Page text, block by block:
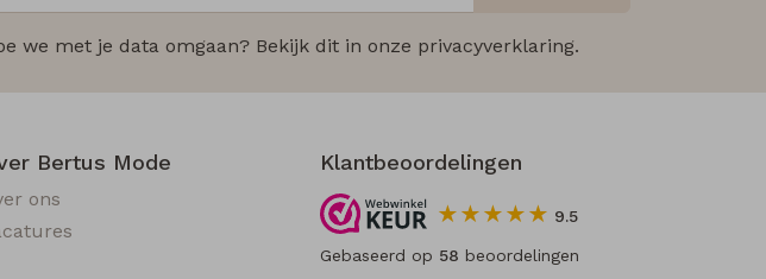
we met je data omgaan? Bekijk dit in onze privacyverklaring.
Bertus Mode
ons
Klantbeoordelingen
9.5
Gebaseerd op 58 beoordelingen